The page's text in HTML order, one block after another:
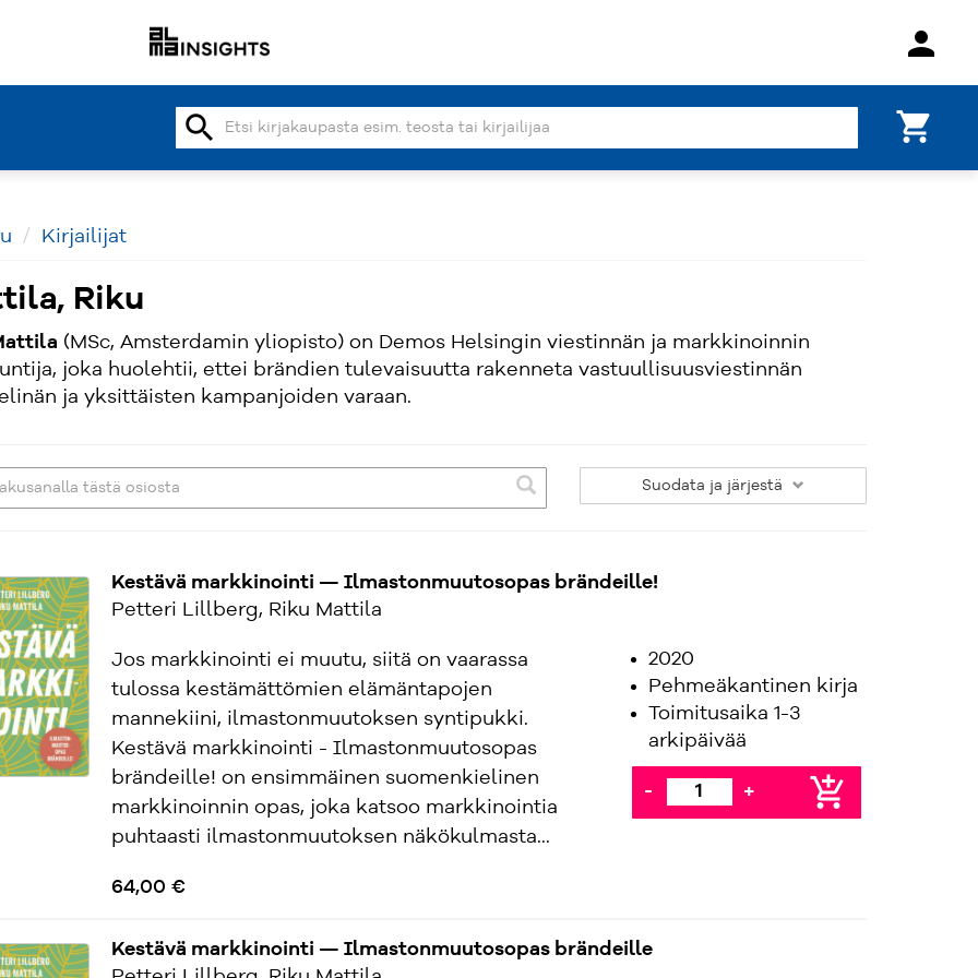
person
search shopping_cart
Kirjailijat
Riku
(MSc, Amsterdamin yliopisto) on Demos Helsingin viestinnän ja markkinoinnin
joka huolehtii, ettei brändien tulevaisuutta rakenneta vastuullisuusviestinnän
ja yksittäisten kampanjoiden varaan.
Suodata ja järjestä
Kestävä markkinointi — Ilmastonmuutosopas brändeille!
Petteri Lillberg, Riku Mattila
Jos markkinointi ei muutu, siitä on vaarassa
tulossa kestämättömien elämäntapojen
mannekiini, ilmastonmuutoksen syntipukki.
Kestävä markkinointi - Ilmastonmuutosopas
brändeille! on ensimmäinen suomenkielinen
markkinoinnin opas, joka katsoo markkinointia
puhtaasti ilmastonmuutoksen näkökulmasta...
64,00 €
2020
Pehmeäkantinen kirja
Toimitusaika 1-3
arkipäivää
- + add_shopping_cart
Kestävä markkinointi — Ilmastonmuutosopas brändeille